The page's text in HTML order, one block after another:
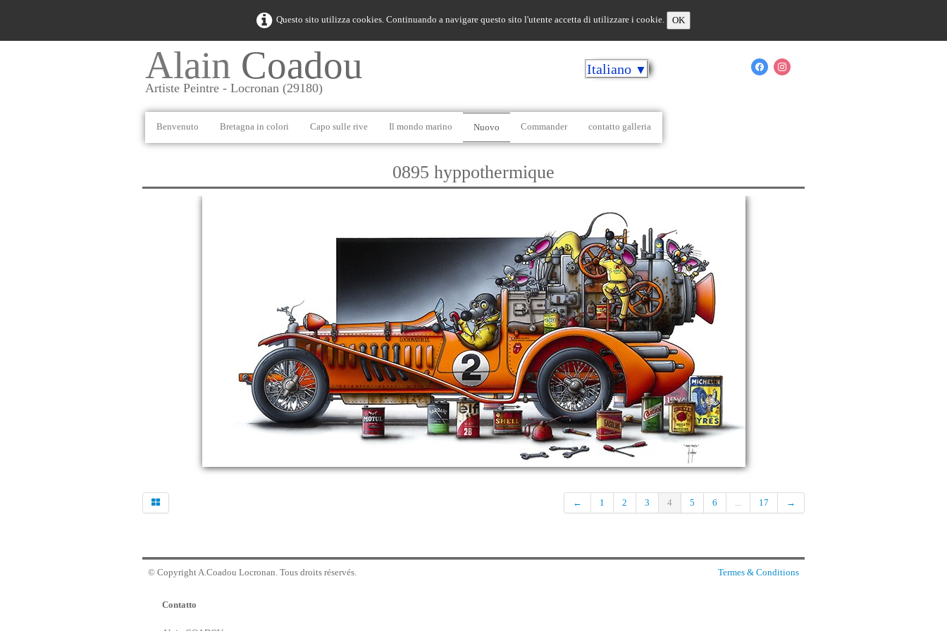
Questo sito utilizza cookies. Continuando a navigare questo sito l'utente accetta di utilizzare i cookie. OK
Alain Coadou
Artiste Peintre - Locronan (29180)
Italiano ▼
Benvenuto Bretagna in colori Capo sulle rive Il mondo marino Nuovo Commander contatto galleria
0895 hyppothermique
← 1 2 3 4 5 6 17 →
© Copyright A.Coadou Locronan. Tous droits réservés. Termes & Conditions
Contatto